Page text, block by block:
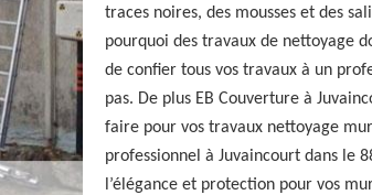
traces noires, des mousses et des
pourquoi des travaux de nettoyage
de confier tous vos travaux à un
pas. De plus EB Couverture à
faire pour vos travaux nettoyage
professionnel à Juvaincourt dans le
l’élégance et protection pour vos